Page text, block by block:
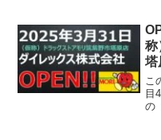
称
塔
こ
目
の